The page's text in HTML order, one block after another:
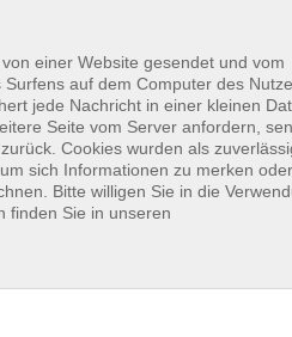
und
der Kunst unsere
Tageszeit
einer Website gesendet und vom
auf dem Computer des
jede Nachricht in einer kleinen
Seite vom Server anfordern,
Cookies wurden als
sich Informationen zu merken
Bitte willigen Sie in die
finden Sie in unseren